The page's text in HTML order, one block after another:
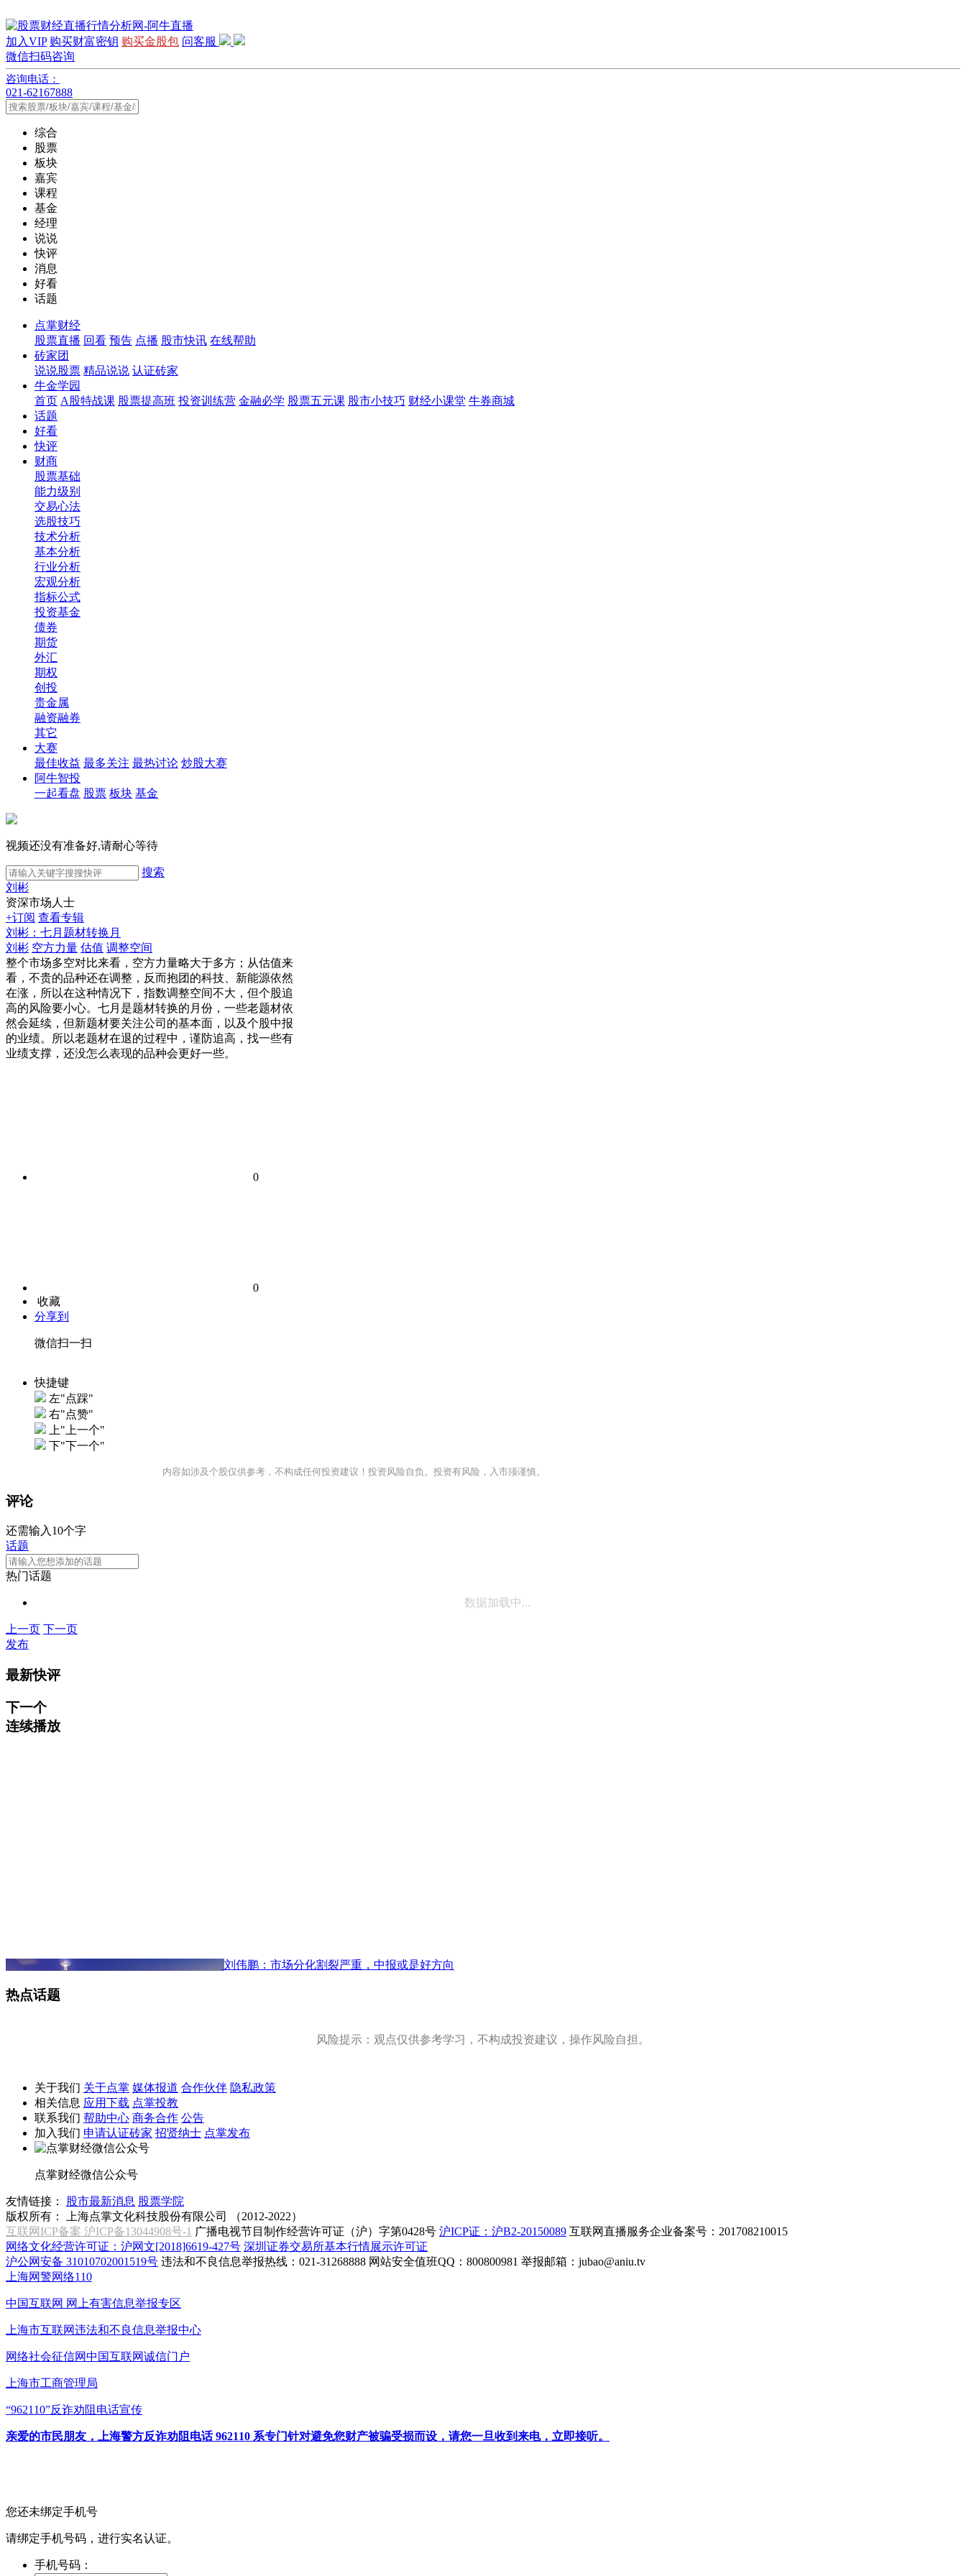
加入VIP 购买财富密钥 购买金股包 问客服
微信扫码咨询
咨询电话：
021-62167888
综合
股票
板块
嘉宾
课程
基金
经理
说说
快评
消息
好看
话题
点掌财经
股票直播 回看 预告 点播 股市快讯 在线帮助
砖家团
说说股票 精品说说 认证砖家
牛金学园
首页 A股特战课 股票提高班 投资训练营 金融必学 股票五元课 股市小技巧 财经小课堂 牛券商城
话题
好看
快评
财商
股票基础
能力级别
交易心法
选股技巧
技术分析
基本分析
行业分析
宏观分析
指标公式
投资基金
债券
期货
外汇
期权
创投
贵金属
融资融券
其它
大赛
最佳收益 最多关注 最热讨论 炒股大赛
阿牛智投
一起看盘 股票 板块 基金
视频还没有准备好,请耐心等待
搜索
刘彬
资深市场人士
+订阅 查看专辑
刘彬：七月题材转换月
刘彬 空方力量 估值 调整空间
整个市场多空对比来看，空方力量略大于多方；从估值来
看，不贵的品种还在调整，反而抱团的科技、新能源依然
在涨，所以在这种情况下，指数调整空间不大，但个股追
高的风险要小心。七月是题材转换的月份，一些老题材依
然会延续，但新题材要关注公司的基本面，以及个股中报
的业绩。所以老题材在退的过程中，谨防追高，找一些有
业绩支撑，还没怎么表现的品种会更好一些。
0
0
收藏
分享到
微信扫一扫
快捷键
左"点踩"
右"点赞"
上"上一个"
下"下一个"
内容如涉及个股仅供参考，不构成任何投资建议！投资风险自负。投资有风险，入市须谨慎。
评论
还需输入10个字
话题
热门话题
数据加载中...
上一页 下一页
发布
最新快评
下一个
连续播放
刘伟鹏：市场分化割裂严重，中报或是好方向
热点话题
风险提示：观点仅供参考学习，不构成投资建议，操作风险自担。
关于我们 关于点掌 媒体报道 合作伙伴 隐私政策
相关信息 应用下载 点掌投教
联系我们 帮助中心 商务合作 公告
加入我们 申请认证砖家 招贤纳士 点掌发布
点掌财经微信公众号
友情链接： 股市最新消息 股票学院
版权所有：
上海点掌文化科技股份有限公司 （2012-2022）
互联网ICP备案 沪ICP备13044908号-1 广播电视节目制作经营许可证（沪）字第0428号 沪ICP证：沪B2-20150089 互联网直播服务企业备案号：201708210015
网络文化经营许可证：沪网文[2018]6619-427号 深圳证券交易所基本行情展示许可证
沪公网安备 31010702001519号 违法和不良信息举报热线：021-31268888 网站安全值班QQ：800800981 举报邮箱： jubao@aniu.tv
上海网警网络110
中国互联网 网上有害信息举报专区
上海市互联网违法和不良信息举报中心
网络社会征信网中国互联网诚信门户
上海市工商管理局
“962110”反诈劝阻电话宣传
亲爱的市民朋友，上海警方反诈劝阻电话 962110 系专门针对避免您财产被骗受损而设，请您一旦收到来电，立即接听。
您还未绑定手机号
请绑定手机号码，进行实名认证。
手机号码：